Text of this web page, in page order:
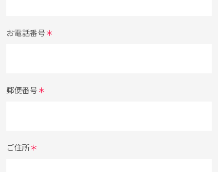
お電話番号＊
郵便番号＊
ご住所＊